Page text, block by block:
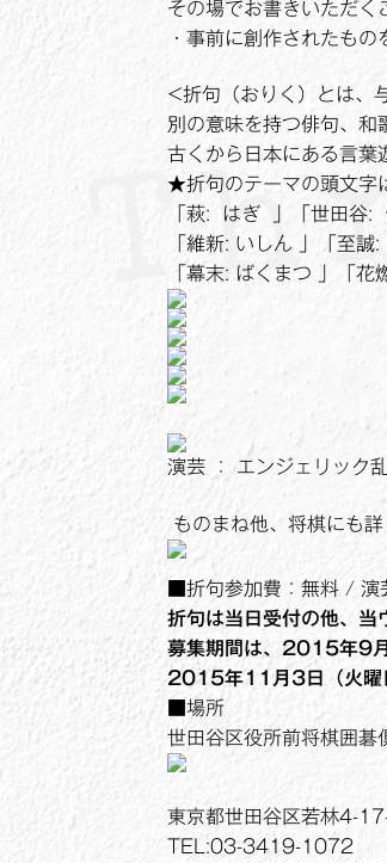
その場でお書きいただく
・事前に創作されたもの
<折句（おりく）とは、
別の意味を持つ俳句、和
古くから日本にある言葉
★折句のテーマの頭文字
「萩: はぎ 」「世田谷:
「維新: いしん 」「至誠:
「幕末: ばくまつ 」「花
演芸 ： エンジェリッ
ものまね他、将棋にも詳
■折句参加費：無料 / 演
折句は当日受付の他、当
募集期間は、2015年9
2015年11月3日（火曜
■場所
世田谷区役所前将棋囲碁
東京都世田谷区若林4-
TEL:03-3419-1072